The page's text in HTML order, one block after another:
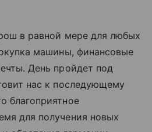
в равной мере для любых
машины, финансовые
День пройдет под
нас к последующему
благоприятное
для получения новых